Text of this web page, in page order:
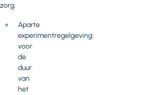
zorg.
Aparte
experimentregelgeving:
voor
de
duur
van
het